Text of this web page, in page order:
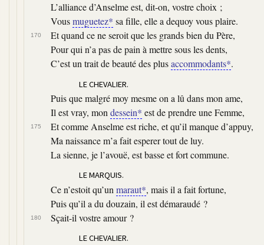
L’alliance d’Anselme est, dit-on, vostre choix ;
Vousmuguetez* sa fille, elle a dequoy vous plaire.
170
Et quand ce ne seroit que les grands bien du Père,
Pour qui n’a pas de pain à mettre sous les dents,
C’est un trait de beauté des plusaccommodants*.
LE CHEVALIER.
Puis que malgré moy mesme on a lû dans mon ame,
Il est vray, mon dessein* est de prendre une Femme,
175
Et comme Anselme est riche, et qu’il manque d’appuy,
Ma naissance m’a fait esperer tout de luy.
La sienne, je l’avouë, est basse et fort commune.
LE MARQUIS.
Ce n’estoit qu’un maraut*, mais il a fait fortune,
Puis qu’il a du douzain, il est démaraudé ?
180 Sçait-il vostre amour ?
LE CHEVALIER.